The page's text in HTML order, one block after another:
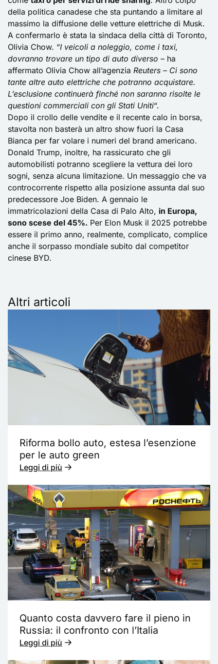
della politica canadese che sta puntando a limitare al
massimo la diffusione delle vetture elettriche di Musk.
A confermarlo è stata la sindaca della città di Toronto,
Olivia Chow. “I veicoli a noleggio, come i taxi,
dovranno trovare un tipo di auto diverso – ha
affermato Olivia Chow all’agenzia Reuters – Ci sono
tante altre auto elettriche che potranno acquistare.
L’esclusione continuerà finché non saranno risolte le
questioni commerciali con gli Stati Uniti“.
Dopo il crollo delle vendite e il recente calo in borsa,
stavolta non basterà un altro show fuori la Casa
Bianca per far volare i numeri del brand americano.
Donald Trump, inoltre, ha rassicurato che gli
automobilisti potranno scegliere la vettura dei loro
sogni, senza alcuna limitazione. Un messaggio che va
controcorrente rispetto alla posizione assunta dal suo
predecessore Joe Biden. A gennaio le
immatricolazioni della Casa di Palo Alto, in Europa,
sono scese del 45%. Per Elon Musk il 2025 potrebbe
essere il primo anno, realmente, complicato, complice
anche il sorpasso mondiale subito dal competitor
cinese BYD.
Altri articoli
Riforma bollo auto, estesa l’esenzione
per le auto green
Leggi di più
Quanto costa davvero fare il pieno in
Russia: il confronto con l’Italia
Leggi di più